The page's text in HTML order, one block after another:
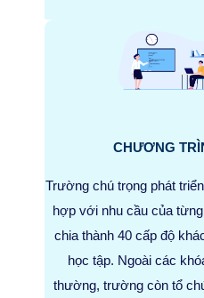
CHƯƠNG
Trường chú trọng phát
hợp với nhu cầu của
chia thành 40 cấp độ
học tập. Ngoài các
thường, trường còn tổ